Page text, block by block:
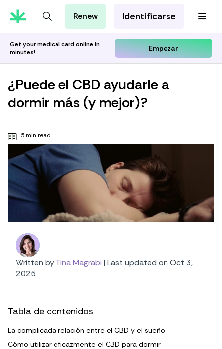
Orientación Cannábica
Aprenda con Leafwell
Renew Identificarse
Get your medical card online in
minutes!
Empezar
¿Puede el CBD ayudarle a
dormir más (y mejor)?
5 min read
Written byTina Magrabi | Last updated on Oct 3,
2025
Tabla de contenidos
La complicada relación entre el CBD y el sueño
Cómo utilizar eficazmente el CBD para dormir